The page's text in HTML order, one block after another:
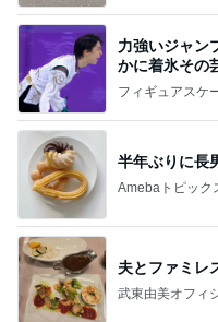
力強いジャン
かに着氷その
なす
フィギュアスケ
半年ぶりに長
Amebaトピック
夫とファミレ
武東由美オフィ